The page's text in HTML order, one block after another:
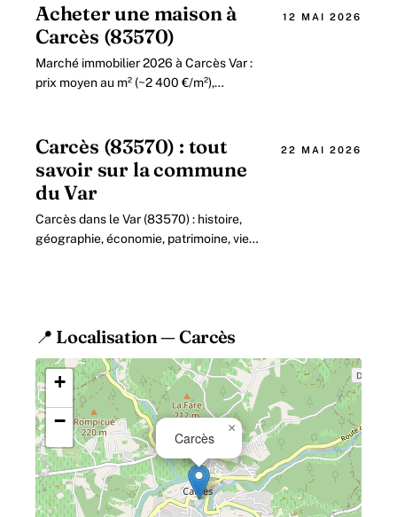
Acheter une maison à
Carcès (83570)
Marché immobilier 2026 à Carcès Var :
prix moyen au m² (~2 400 €/m²),
12 MAI 2026
Carcès (83570) : tout
savoir sur la commune
du Var
Carcès dans le Var (83570) : histoire,
géographie, économie, patrimoine, vie
22 MAI 2026
📍 Localisation — Carcès
Carcès
×
+
−